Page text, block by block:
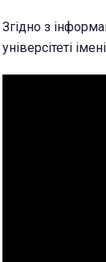
Згідно з
універсітеті